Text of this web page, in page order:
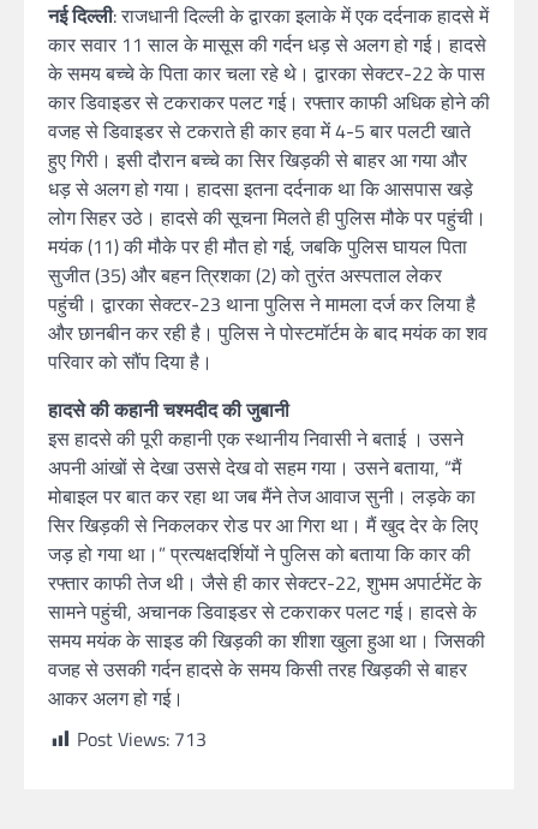
नई दिल्‍ली: राजधानी दिल्ली के द्वारका इलाके में एक दर्दनाक हादसे में
कार सवार 11 साल के मासूस की गर्दन धड़ से अलग हो गई। हादसे
के समय बच्चे के पिता कार चला रहे थे। द्वारका सेक्टर-22 के पास
कार डिवाइडर से टकराकर पलट गई। रफ्तार काफी अधिक होने की
वजह से डिवाइडर से टकराते ही कार हवा में 4-5 बार पलटी खाते
हुए गिरी। इसी दौरान बच्चे का सिर खिड़की से बाहर आ गया और
धड़ से अलग हो गया। हादसा इतना दर्दनाक था कि आसपास खड़े
लोग सिहर उठे। हादसे की सूचना मिलते ही पुलिस मौके पर पहुंची।
मयंक (11) की मौके पर ही मौत हो गई, जबकि पुलिस घायल पिता
सुजीत (35) और बहन त्रिशका (2) को तुरंत अस्पताल लेकर
पहुंची। द्वारका सेक्टर-23 थाना पुलिस ने मामला दर्ज कर लिया है
और छानबीन कर रही है। पुलिस ने पोस्टमॉर्टम के बाद मयंक का शव
परिवार को सौंप दिया है।
हादसे की कहानी चश्मदीद की जुबानी
इस हादसे की पूरी कहानी एक स्‍थानीय निवासी ने बताई । उसने
अपनी आंखों से देखा उससे देख वो सहम गया। उसने बताया, “मैं
मोबाइल पर बात कर रहा था जब मैंने तेज आवाज सुनी। लड़के का
सिर खिड़की से निकलकर रोड पर आ गिरा था। मैं खुद देर के लिए
जड़ हो गया था।” प्रत्यक्षदर्शियों ने पुलिस को बताया कि कार की
रफ्तार काफी तेज थी। जैसे ही कार सेक्टर-22, शुभम अपार्टमेंट के
सामने पहुंची, अचानक डिवाइडर से टकराकर पलट गई। हादसे के
समय मयंक के साइड की खिड़की का शीशा खुला हुआ था। जिसकी
वजह से उसकी गर्दन हादसे के समय किसी तरह खिड़की से बाहर
आकर अलग हो गई।
Post Views: 713